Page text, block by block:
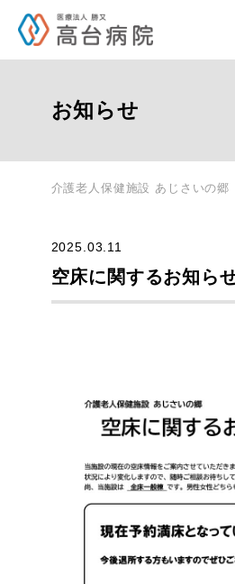
chevron_right 当院について
chevron_right 院長ご挨拶
chevron_right 広報誌
chevron_right 病院理念と5つの指針
chevron_right 入院について
chevron_right 医療関係者の方へ
CKD診療連携・ご紹介
chevron_right 介護老人保健施設 あじ
chevron_right 認知症対応型共同生活
ホームすいふようの郷
小規模多機能型居宅介
お知らせ
介護老人保健施設 あじさいの郷
2025.03.11
空床に関するお知ら